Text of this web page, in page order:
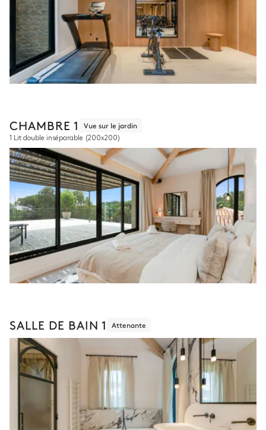
CHAMBRE 1 Vue sur le jardin
1 Lit double inséparable (200x200)
SALLE DE BAIN 1 Attenante